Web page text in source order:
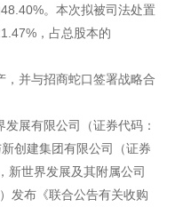
。本次拟被司法处置
，占总股本的
，并与招商蛇口签署战略合
展有限公司（证券代码：
创建集团有限公司（证券
新世界发展及其附属公司
发布《联合公告有关收购